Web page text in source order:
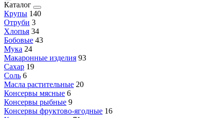
Каталог
Крупы 140
Отруби 3
Хлопья 34
Бобовые 43
Мука 24
Макаронные изделия 93
Сахар 19
Соль 6
Масла растительные 20
Консервы мясные 6
Консервы рыбные 9
Консервы фруктово-ягодные 16